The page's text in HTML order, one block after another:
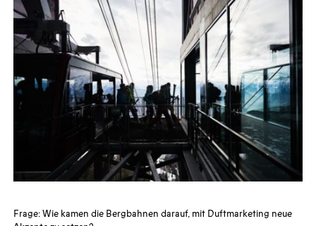
Frage: Wie kamen die Bergbahnen darauf, mit Duftmarketing neue